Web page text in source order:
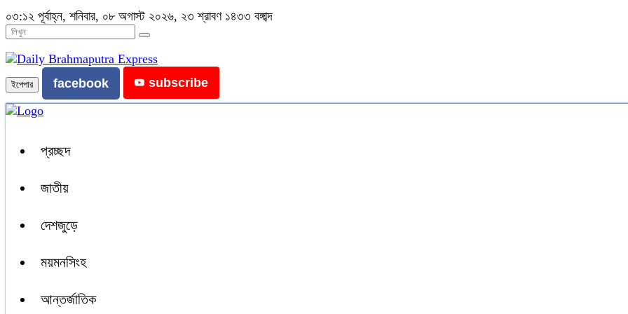
০৩:১২ পূর্বাহ্ন, শনিবার, ০৮ অগাস্ট ২০২৬, ২৩ শ্রাবণ ১৪৩৩ বঙ্গাব্দ
ইপেপার facebook subscribe
প্রচ্ছদ
জাতীয়
দেশজুড়ে
ময়মনসিংহ
আন্তর্জাতিক